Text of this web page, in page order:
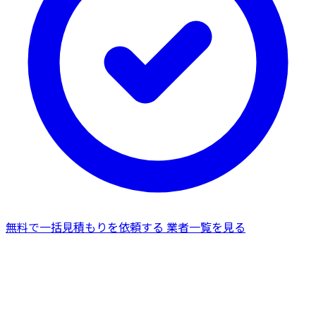
無料で一括見積もりを依頼する 業者一覧を見る